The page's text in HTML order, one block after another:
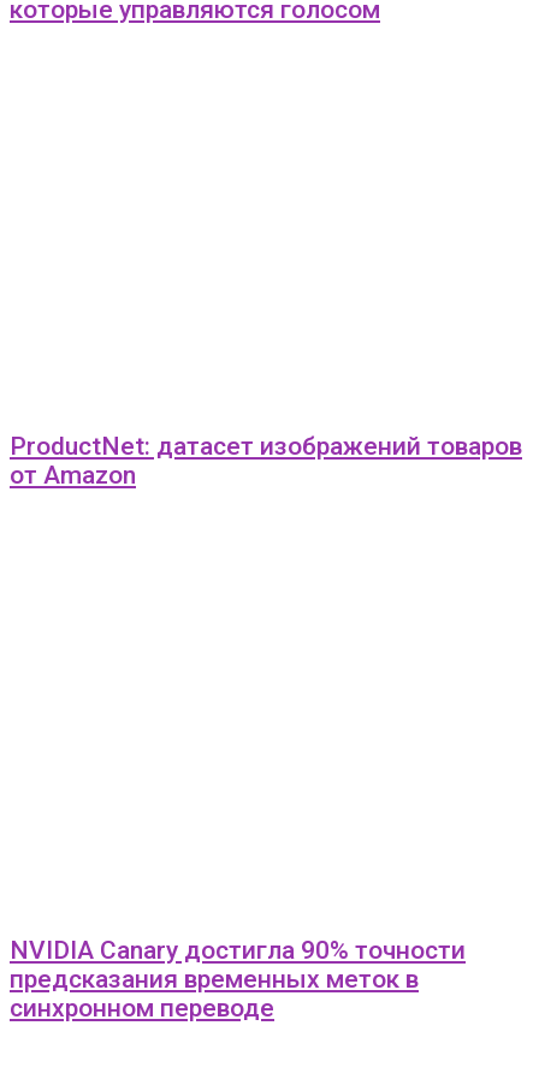
которые управляются голосом
ProductNet: датасет изображений товаров
от Amazon
NVIDIA Canary достигла 90% точности
предсказания временных меток в
синхронном переводе